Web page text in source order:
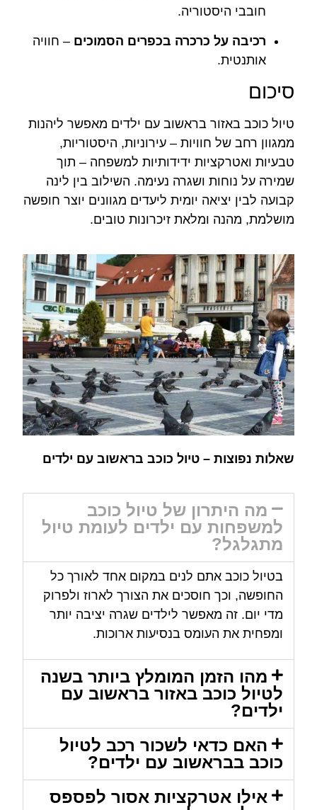
חובבי היסטוריה.
רכיבה על כרכרה בכפרים הסמוכים – חוויה
אותנטית.
סיכום
טיול כוכב באזור בראשוב עם ילדים מאפשר ליהנות
ממגוון רחב של חוויות – עירוניות, היסטוריות,
טבעיות ואטרקציות ידידותיות למשפחה – תוך
שמירה על נוחות ושגרה נעימה. השילוב בין לינה
קבועה לבין יציאה יומית ליעדים מגוונים יוצר חופשה
מושלמת, מהנה ומלאת זיכרונות טובים.
שאלות נפוצות – טיול כוכב בראשוב עם ילדים
מה היתרון של טיול כוכב
למשפחות עם ילדים לעומת טיול
מתגלגל?
בטיול כוכב אתם לנים במקום אחד לאורך כל
החופשה, וכך חוסכים את הצורך לארוז ולפרוק
מדי יום. זה מאפשר לילדים שגרה יציבה יותר
ומפחית את העומס בנסיעות ארוכות.
מהו הזמן המומלץ ביותר בשנה
לטיול כוכב באזור בראשוב עם
ילדים?
האם כדאי לשכור רכב לטיול
כוכב בבראשוב עם ילדים?
אילו אטרקציות אסור לפספס